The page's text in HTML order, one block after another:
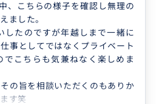
、こちらの様子を確認し無理の
ました。
したのですが年越しまで一緒に
事としてではなくプライベート
でこちらも気兼ねなく楽しめま
の旨を相談いただくのもありか
す笑